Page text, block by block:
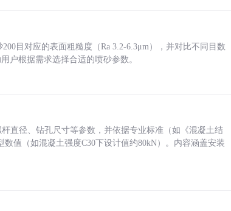
目对应的表面粗糙度（Ra 3.2-6.3μm），并对比不同目数
户根据需求选择合适的喷砂参数。
直径、钻孔尺寸等参数，并依据专业标准（如《混凝土结
值（如混凝土强度C30下设计值约80kN）。内容涵盖安装